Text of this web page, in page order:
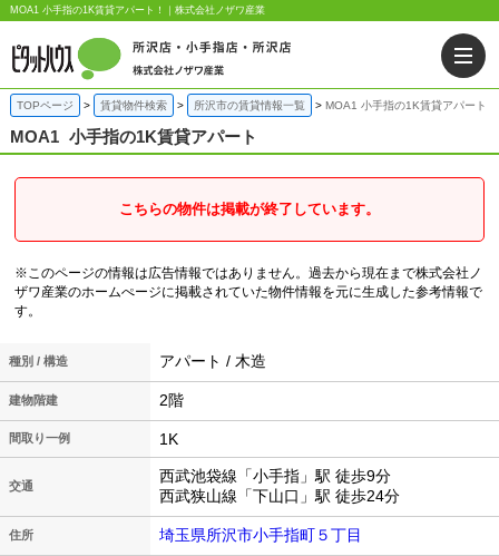
MOA1 小手指の1K賃貸アパート！｜株式会社ノザワ産業
TOPページ 賃貸物件検索 所沢市の賃貸情報一覧 MOA1 小手指の1K賃貸アパート
MOA1 小手指の1K賃貸アパート
こちらの物件は掲載が終了しています。
※このページの情報は広告情報ではありません。過去から現在まで株式会社ノ
ザワ産業のホームぺージに掲載されていた物件情報を元に生成した参考情報で
す。
種別 / 構造 アパート / 木造
建物階建 2階
間取り一例 1K
交通
西武池袋線「小手指」駅 徒歩9分
西武狭山線「下山口」駅 徒歩24分
住所 埼玉県所沢市小手指町５丁目